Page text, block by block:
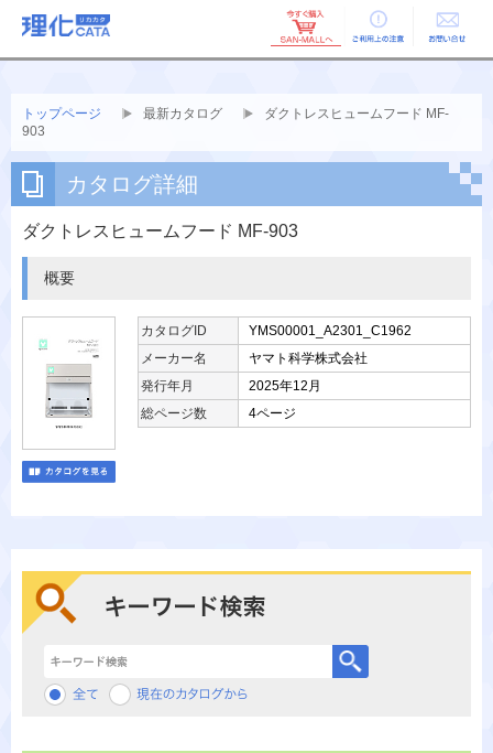
ご利用上の お問い合せ
トップページ 最新カタログ
ダクトレスヒュームフード MF-
903
カタログ詳細
ダクトレスヒュームフード MF-903
概要
カタログID
YMS00001_A2301_C1962
メーカー名
ヤマト科学株式会社
発行年月
2025年12月
総ページ数
4ページ
キーワード検索